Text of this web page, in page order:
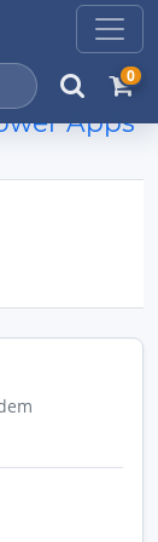
0
Apps